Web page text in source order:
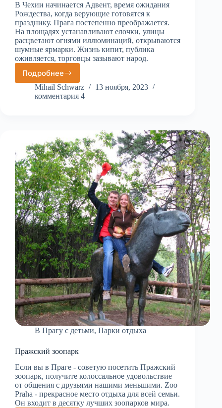
В Чехии начинается Адвент, время ожидания
Рождества, когда верующие готовятся к
празднику. Прага постепенно преображается.
На площадях устанавливают елочки, улицы
расцветают огнями иллюминаций, открываются
шумные ярмарки. Жизнь кипит, публика
оживляется, торговцы зазывают народ.
ПодробнееРождество
в
Праге
Mihail Schwarz
13 ноября, 2023
комментария 4
В Прагу с детьми, Парки отдыха
Пражский зоопарк
Если вы в Праге - советую посетить Пражский
зоопарк, получите колоссальное удовольствие
от общения с друзьями нашими меньшими. Zoo
Praha - прекрасное место отдыха для всей семьи.
Он входит в десятку лучших зоопарков мира.